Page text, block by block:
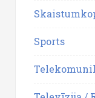
Sports